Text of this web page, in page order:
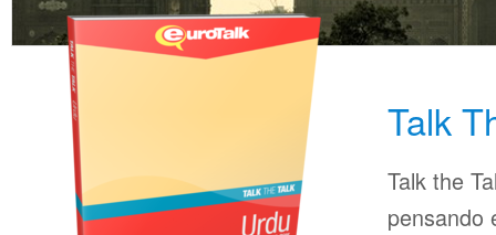
Talk
Talk the
pensando